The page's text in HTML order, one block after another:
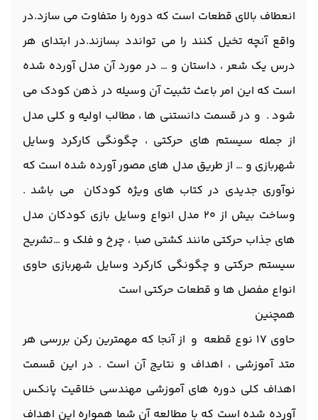
انعطاف بالای قطعات است که دوره را متفاوت می سازد.در
واقع آنچه تخیل کنند را می تواندد بسازند.در ابتدای هر
درس یک شعر ، داستان و … در مورد آن مدل آورده شده
است که این امر باعث تثبیت آن وسیله در ذهن کودک می
شود . و در قسمت دانستنی ها ، مطالب اولیه و کلی مدل
از جمله سیستم های حرکتی ، چگونگی کارکرد وسایل
شهربازی و … از طریق مدل های مصور آورده شده است که
نوآوری جدیدی در کتاب های ویژه کودکان می باشد .
وساخت بیش از 20 مدل انواع وسایل بازی کودکان مدل
های جذاب حرکتی مانند کشتی صبا ، چرخ و فلک و …تشریح
سیستم حرکتی و چگونگی کارکرد وسایل شهربازی حاوی
انواع مفصل ها و قطعات حرکتی است
همچنین
حاوی 17 نوع قطعه و از آنجا که مهمترین رکن بررسی هر
متد آموزشی ، اهداف و نتایج آن است . در این قسمت
اهداف کلی دوره های آموزشی مهندسی خلاقیت پانکس
آورده شده است که با مطالعه آن شما همواره این اهداف